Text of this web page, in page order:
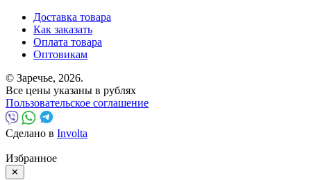
Доставка товара
Как заказать
Оплата товара
Оптовикам
© Заречье, 2026.
Все цены указаны в рублях
Пользовательское соглашение
Сделано в Involta
Избранное
✕